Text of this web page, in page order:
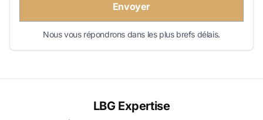
Envoyer
Nous vous répondrons dans les plus brefs délais.
LBG Expertise